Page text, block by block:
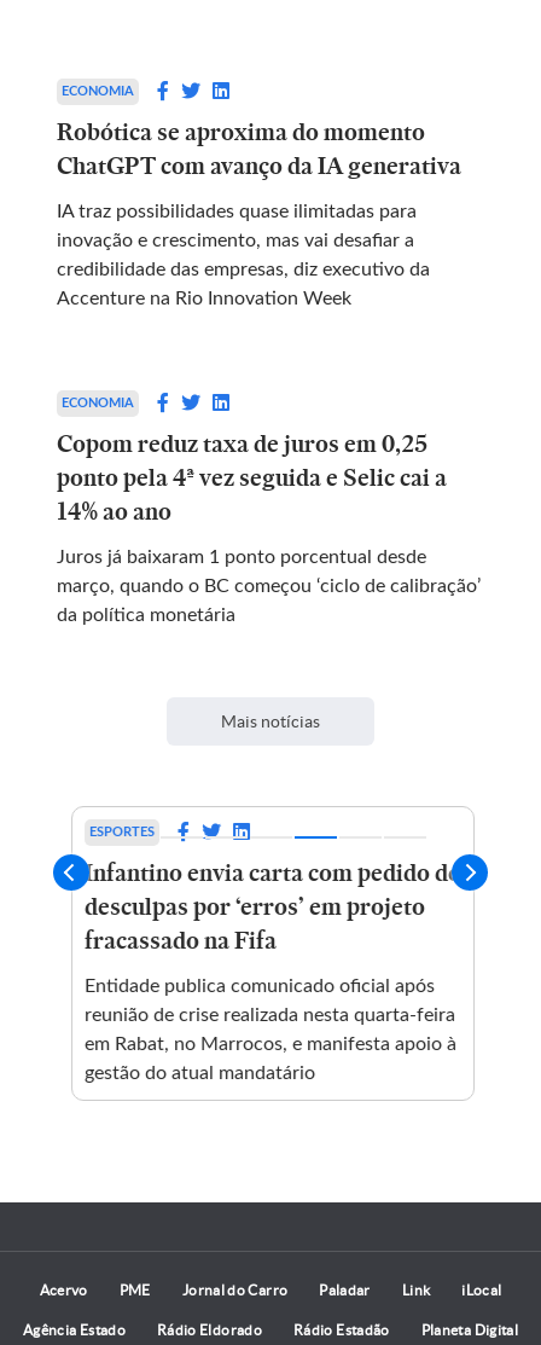
ECONOMIA
Robótica se aproxima do momento
ChatGPT com avanço da IA generativa
IA traz possibilidades quase ilimitadas para
inovação e crescimento, mas vai desafiar a
credibilidade das empresas, diz executivo da
Accenture na Rio Innovation Week
ECONOMIA
Copom reduz taxa de juros em 0,25
ponto pela 4ª vez seguida e Selic cai a
14% ao ano
Juros já baixaram 1 ponto porcentual desde
março, quando o BC começou ‘ciclo de calibração’
da política monetária
Mais notícias
ESPORTES
Infantino envia carta com pedido de
desculpas por ‘erros’ em projeto
fracassado na Fifa
Entidade publica comunicado oficial após
reunião de crise realizada nesta quarta-feira
em Rabat, no Marrocos, e manifesta apoio à
gestão do atual mandatário
Acervo PME Jornal do Carro Paladar Link iLocal
Agência Estado Rádio Eldorado Rádio Estadão Planeta Digital